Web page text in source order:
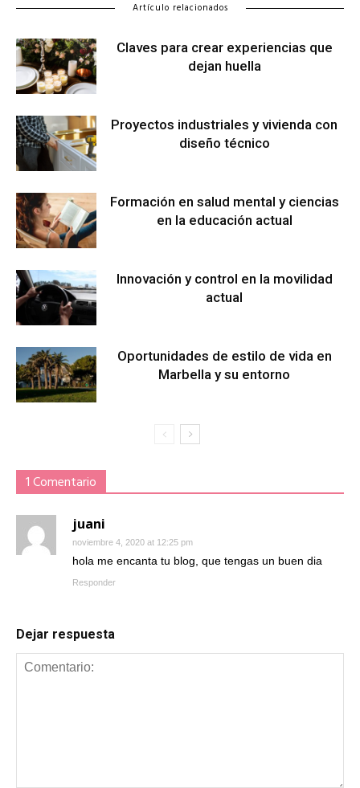
Artículo relacionados
Claves para crear experiencias que
dejan huella
Proyectos industriales y vivienda con
diseño técnico
Formación en salud mental y ciencias
en la educación actual
Innovación y control en la movilidad
actual
Oportunidades de estilo de vida en
Marbella y su entorno
1 Comentario
juani
noviembre 4, 2020 at 12:25 pm
hola me encanta tu blog, que tengas un buen dia
Responder
Dejar respuesta